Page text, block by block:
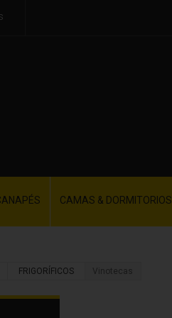
CAMAS & DORMITORIOS
FRIGORÍFICOS Vinotecas